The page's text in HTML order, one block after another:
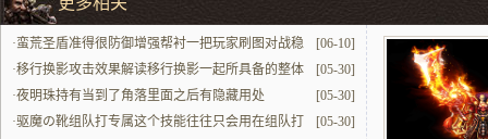
[06-10]
·蛮荒圣盾准得很防御‌增强帮衬一把玩家刷图对战稳
赢
[05-30]
·移行换影攻击效果解读移行换影一起所具备的整体
贼能打的效果也就会不一样配一起多场景战斗
[05-30]
·夜明珠持有当到了角落里面之后有隐藏用处
[05-30]
·驱魔の靴组队打专属这个技能往往只会用在组队打